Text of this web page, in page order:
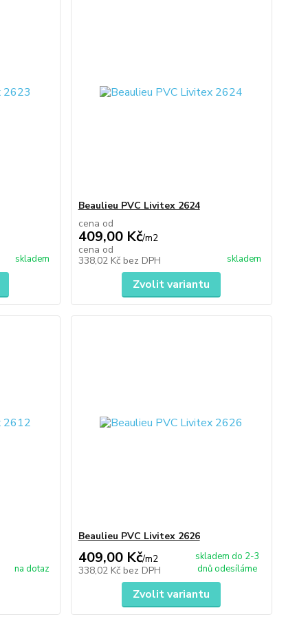
skladem
Beaulieu PVC Livitex 2624
cena od
409,00 Kč/m2
cena od
338,02 Kč bez DPH skladem
Zvolit variantu
na dotaz
Beaulieu PVC Livitex 2626
409,00 Kč/m2
338,02 Kč bez DPH
skladem do 2-3
dnů odesíláme
Zvolit variantu